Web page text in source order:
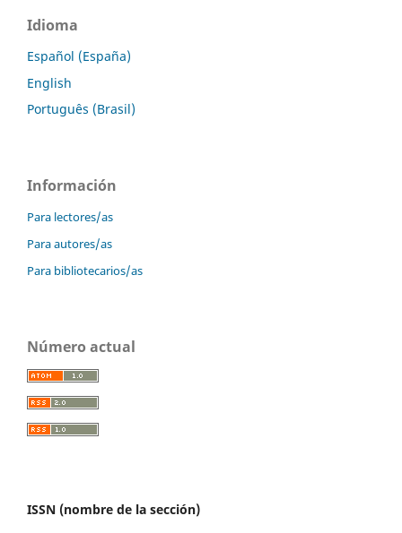
Idioma
Español (España)
English
Português (Brasil)
Información
Para lectores/as
Para autores/as
Para bibliotecarios/as
Número actual
ISSN (nombre de la sección)